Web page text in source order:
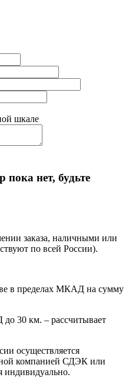
шкале
нет, будьте
заказа, наличными или
по всей России).
в пределах МКАД на сумму
30 км. – рассчитывает
осуществляется
компанией СДЭК или
индивидуально.